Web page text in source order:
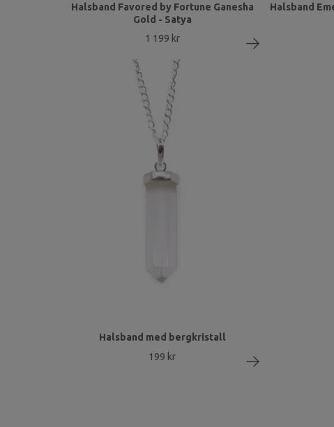
Halsband Favored by Fortune Ganesha
Gold - Satya
1 199 kr
Halsband
Halsband med bergkristall
199 kr